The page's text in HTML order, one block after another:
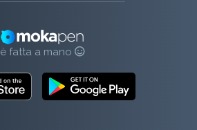
è fatta a mano